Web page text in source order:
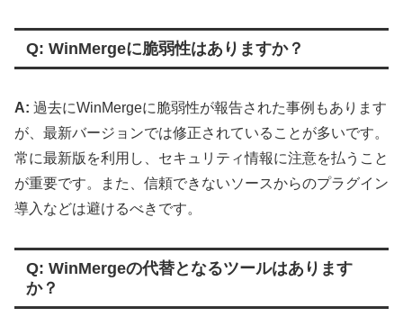
Q: WinMergeに脆弱性はありますか？
A: 過去にWinMergeに脆弱性が報告された事例もあります
が、最新バージョンでは修正されていることが多いです。
常に最新版を利用し、セキュリティ情報に注意を払うこと
が重要です。また、信頼できないソースからのプラグイン
導入などは避けるべきです。
Q: WinMergeの代替となるツールはあります
か？